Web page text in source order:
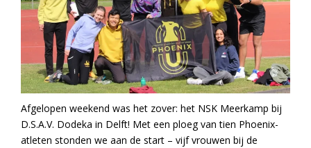
Afgelopen weekend was het zover: het NSK Meerkamp bij
D.S.A.V. Dodeka in Delft! Met een ploeg van tien Phoenix-
atleten stonden we aan de start – vijf vrouwen bij de